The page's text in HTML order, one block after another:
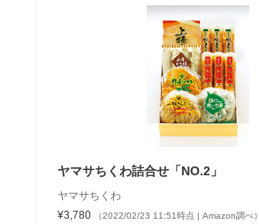
ヤマサちくわ詰合せ「NO.2」
ヤマサちくわ
¥3,780
（2022/02/23 11:51時点 | Amazon調べ）